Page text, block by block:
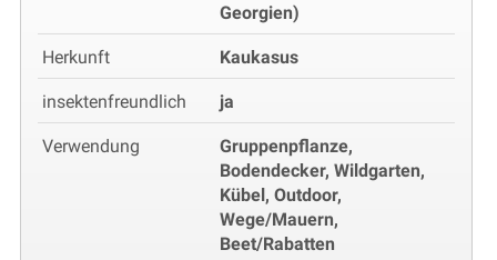
Georgien)
Herkunft Kaukasus
insektenfreundlich ja
Verwendung
Gruppenpflanze,
Bodendecker, Wildgarten,
Kübel, Outdoor,
Wege/Mauern,
Beet/Rabatten